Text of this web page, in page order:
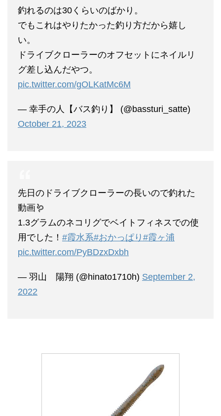
釣れるのは30くらいのばかり。
でもこれはやりたかった釣り方だから嬉し
い。
ドライブクローラーのオフセットにネイルリ
グ差し込んだやつ。
pic.twitter.com/gOLKatMc6M
— 幸手の人【バス釣り】 (@bassturi_satte)
October 21, 2023
先日のドライブクローラーの長いので釣れた
動画🪱
1.3グラムのネコリグでベイトフィネスでの使
用でした！ #霞水系#おかっぱり #霞ヶ浦
pic.twitter.com/PyBDzxDxbh
— 羽山 陽翔 (@hinato1710h) September 2,
2022